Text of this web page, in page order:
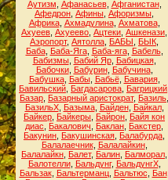
Аутизм Афанасьев, Афганистан,
Афедрон Афины Афоризмы
Африка, Ахмадулина, Ахматова,
Ахуеев Ахуеево Ацтеки Ашкенази
Аэропорт, Аятолла БАБЫ БЫК
Баба, Баба-Яга, Баба-яга, Бабель,
Бабизмы, Бабий Яр, Бабицкая,
Бабочки, Бабурин, Бабучина,
Бабушка, Бабы, Бабьё, Бавария,
Бавильский Багдасарова Багрицкий
Базар Базарный аристократ, Базиль
БазильХ, Базыма, Байден, Байкал,
Байкер Байкеры Байрон Байя кон
диас
Бакалович Баклан Бакстер
Бакунин Бакушинская Балабурда
Балалаечник, Балалайкин,
Балалайкн Балет, Балин Балморал
Балотелли, Бальдунг, БальдунгХ,
Бальзак, Бальтерманц, Бальтюс Бан,